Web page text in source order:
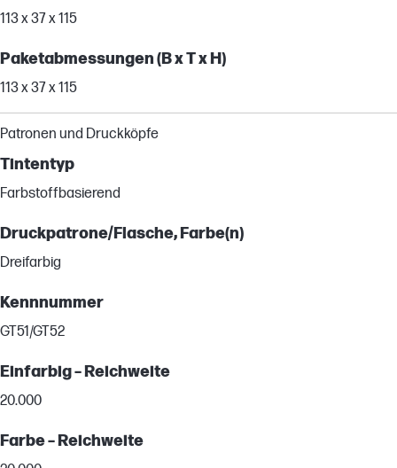
113 x 37 x 115
Paketabmessungen (B x T x H)
113 x 37 x 115
Patronen und Druckköpfe
Tintentyp
Farbstoffbasierend
Druckpatrone/Flasche, Farbe(n)
Dreifarbig
Kennnummer
GT51/GT52
Einfarbig – Reichweite
20.000
Farbe – Reichweite